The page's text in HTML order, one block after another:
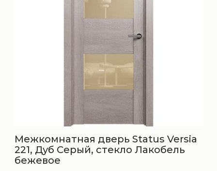
Межкомнатная дверь Status Versia
221, Дуб Серый, стекло Лакобель
бежевое